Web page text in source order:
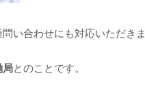
い合わせにも対応いただきま
局とのことです。